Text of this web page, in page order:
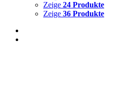
Zeige 24 Produkte
Zeige 36 Produkte